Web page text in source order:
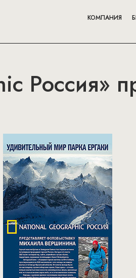
КОМПАНИЯ
Россия»